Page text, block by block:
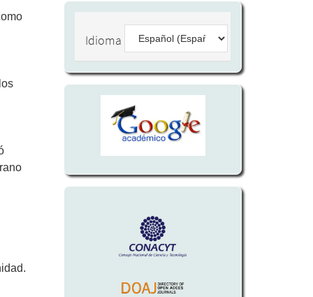
Idioma